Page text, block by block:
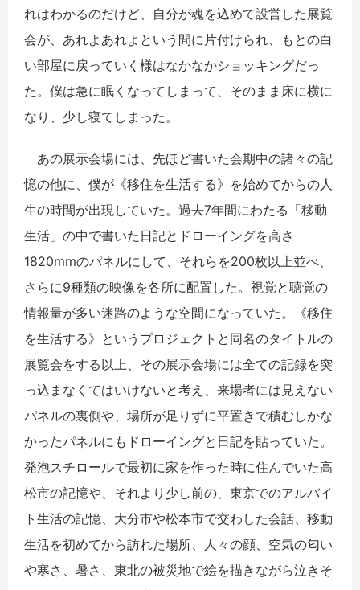
れはわかるのだけど、自分が魂を込めて設営した展覧
会が、あれよあれよという間に片付けられ、もとの白
い部屋に戻っていく様はなかなかショッキングだっ
た。僕は急に眠くなってしまって、そのまま床に横に
なり、少し寝てしまった。
あの展示会場には、先ほど書いた会期中の諸々の記
憶の他に、僕が《移住を生活する》を始めてからの人
生の時間が出現していた。過去7年間にわたる「移動
生活」の中で書いた日記とドローイングを高さ
1820mmのパネルにして、それらを200枚以上並べ、
さらに9種類の映像を各所に配置した。視覚と聴覚の
情報量が多い迷路のような空間になっていた。《移住
を生活する》というプロジェクトと同名のタイトルの
展覧会をする以上、その展示会場には全ての記録を突
っ込まなくてはいけないと考え、来場者には見えない
パネルの裏側や、場所が足りずに平置きで積むしかな
かったパネルにもドローイングと日記を貼っていた。
発泡スチロールで最初に家を作った時に住んでいた高
松市の記憶や、それより少し前の、東京でのアルバイ
ト生活の記憶、大分市や松本市で交わした会話、移動
生活を初めてから訪れた場所、人々の顔、空気の匂い
や寒さ、暑さ、東北の被災地で絵を描きながら泣きそ